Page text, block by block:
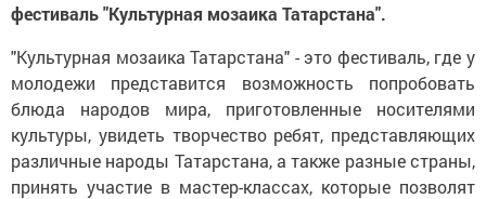
фестиваль "Культурная мозаика Татарстана".
"Культурная мозаика Татарстана" - это фестиваль, где у
молодежи представится возможность попробовать
блюда народов мира, приготовленные носителями
культуры, увидеть творчество ребят, представляющих
различные народы Татарстана, а также разные страны,
принять участие в мастер-классах, которые позволят